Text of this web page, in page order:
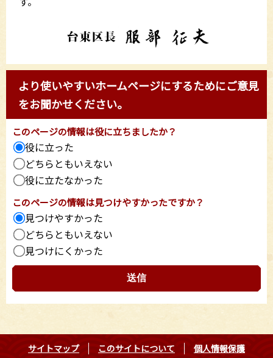
より使いやすいホームページにするためにご意見
をお聞かせください。
このページの情報は役に立ちましたか？
役に立った
どちらともいえない
役に立たなかった
このページの情報は見つけやすかったですか？
見つけやすかった
どちらともいえない
見つけにくかった
サイトマップ このサイトについて 個人情報保護